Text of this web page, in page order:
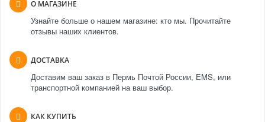
О МАГАЗИНЕ
Узнайте больше о нашем магазине: кто мы. Прочитайте
отзывы наших клиентов.
ДОСТАВКА
Доставим ваш заказ в Пермь Почтой России, EMS, или
транспортной компанией на ваш выбор.
КАК КУПИТЬ